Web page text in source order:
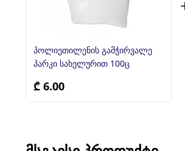
პოლიეთილენის გამჭირვალე
პარკი სახელურით 100ც
₾ 6.00